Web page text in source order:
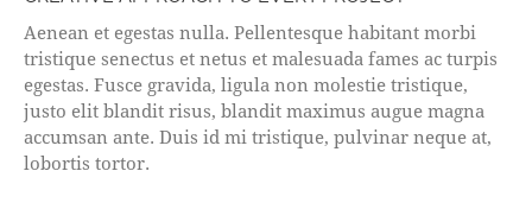
Aenean et egestas nulla. Pellentesque habitant morbi
tristique senectus et netus et malesuada fames ac turpis
egestas. Fusce gravida, ligula non molestie tristique,
justo elit blandit risus, blandit maximus augue magna
accumsan ante. Duis id mi tristique, pulvinar neque at,
lobortis tortor.